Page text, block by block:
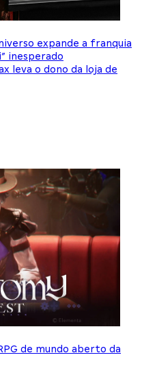
expande a franquia
inesperado
leva o dono da loja de
de mundo aberto da